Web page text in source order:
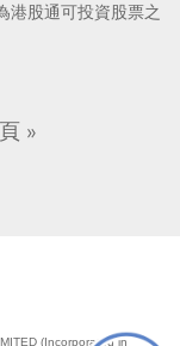
港股通可投資股票之
»
(Incorporated in